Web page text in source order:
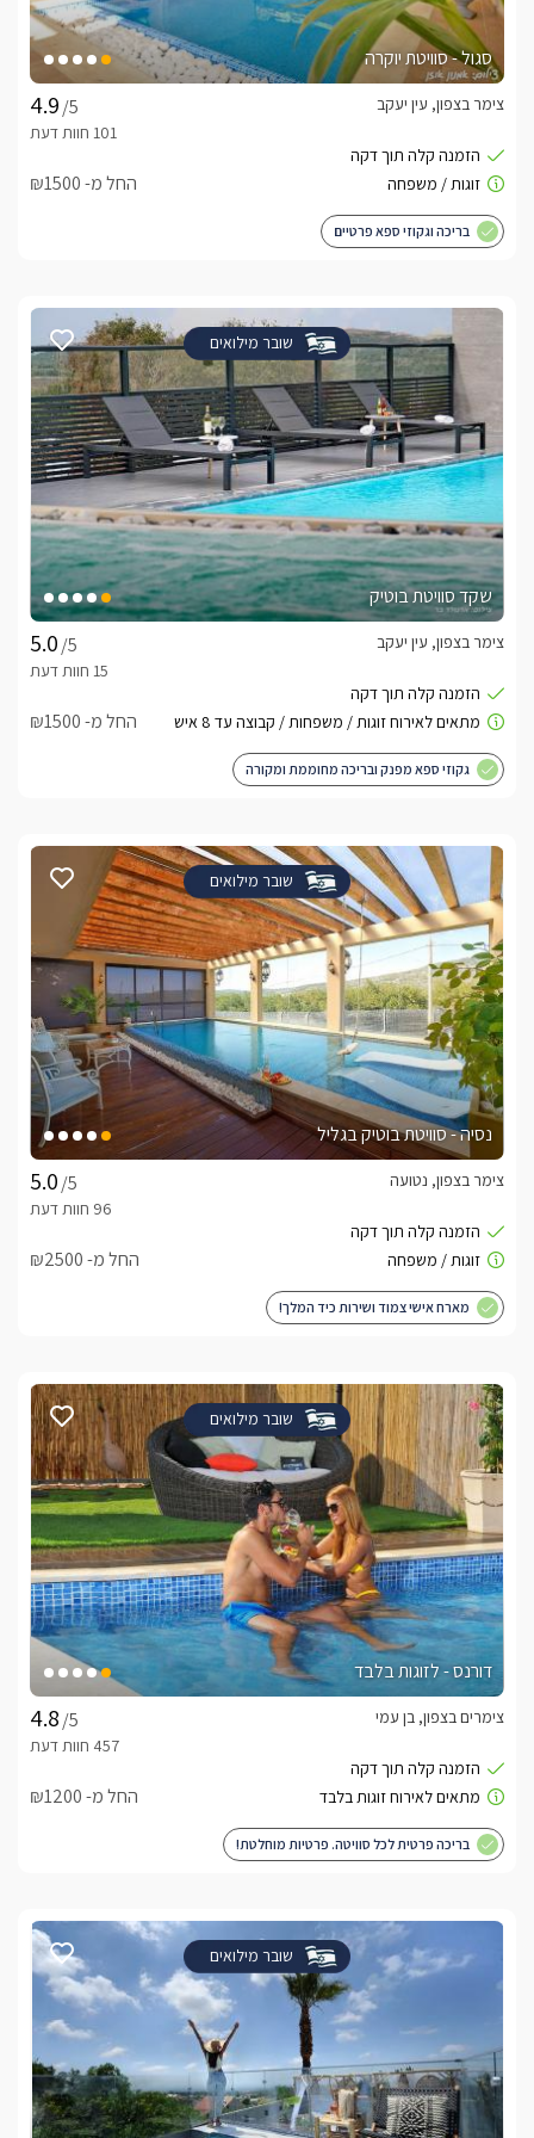
סגול - סוויטת יוקרה
/5
צימר בצפון, עין יעקב
החל מ- ₪1500
בריכה וגקוזי ספא פרטיים
שובר מילואים
שקד סוויטת בוטיק
/5
צימר בצפון, עין יעקב
החל מ- ₪1500
גקוזי ספא מפנק ובריכה מחוממת ומקורה
שובר מילואים
נסיה - סוויטת בוטיק בגליל
/5
צימר בצפון, נטועה
החל מ- ₪2500
מארח אישי צמוד ושירות כיד המלך!
שובר מילואים
דורנס - לזוגות בלבד
/5
צימרים בצפון, בן עמי
החל מ- ₪1200
בריכה פרטית לכל סוויטה. פרטיות מוחלטת!
שובר מילואים